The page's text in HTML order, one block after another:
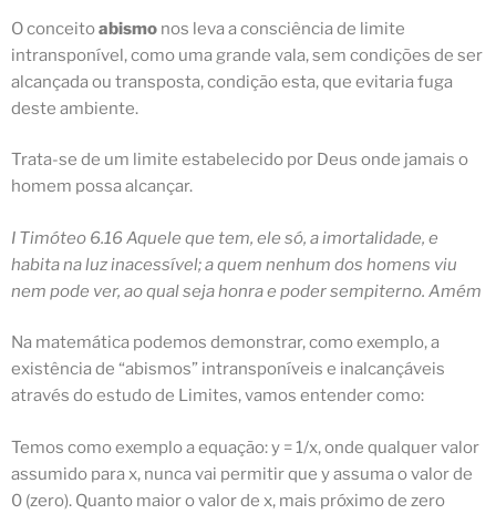
O conceitoabismo nos leva a consciência de limite
intransponível, como uma grande vala, sem condições de ser
alcançada ou transposta, condição esta, que evitaria fuga
deste ambiente.
Trata-se de um limite estabelecido por Deus onde jamais o
homem possa alcançar.
I Timóteo 6.16 Aquele que tem, ele só, a imortalidade, e
habita na luz inacessível; a quem nenhum dos homens viu
nem pode ver, ao qual seja honra e poder sempiterno. Amém
Na matemática podemos demonstrar, como exemplo, a
existência de “abismos” intransponíveis e inalcançáveis
através do estudo de Limites, vamos entender como:
Temos como exemplo a equação: y = 1/x, onde qualquer valor
assumido para x, nunca vai permitir que y assuma o valor de
0 (zero). Quanto maior o valor de x, mais próximo de zero